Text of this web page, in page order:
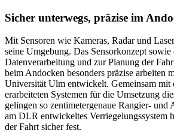
Sicher unterwegs, präzise im
Mit Sensoren wie Kameras, Radar und
seine Umgebung. Das Sensorkonzept sowie
Datenverarbeitung und zur Planung der
beim Andocken besonders präzise arbeiten
Universität Ulm entwickelt. Gemeinsam mit
erarbeiteten Systemen für die Umsetzung
gelingen so zentimetergenaue Rangier- und
am DLR entwickeltes Verriegelungssystem
der Fahrt sicher fest.